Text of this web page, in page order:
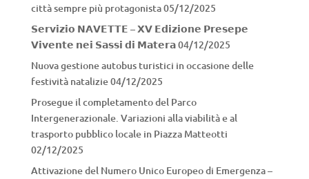
città sempre più protagonista05/12/2025
𝗦𝗲𝗿𝘃𝗶𝘇𝗶𝗼 𝗡𝗔𝗩𝗘𝗧𝗧𝗘 – 𝗫𝗩 𝗘𝗱𝗶𝘇𝗶𝗼𝗻𝗲 𝗣𝗿𝗲𝘀𝗲𝗽𝗲
𝗩𝗶𝘃𝗲𝗻𝘁𝗲 𝗻𝗲𝗶 𝗦𝗮𝘀𝘀𝗶 𝗱𝗶 𝗠𝗮𝘁𝗲𝗿𝗮04/12/2025
Nuova gestione autobus turistici in occasione delle
festività natalizie04/12/2025
Prosegue il completamento del Parco
Intergenerazionale. Variazioni alla viabilità e al
trasporto pubblico locale in Piazza Matteotti
02/12/2025
Attivazione del Numero Unico Europeo di Emergenza –